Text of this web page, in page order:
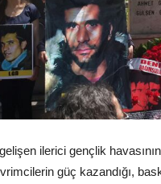
ilerici gençlik
güç kazandığı,